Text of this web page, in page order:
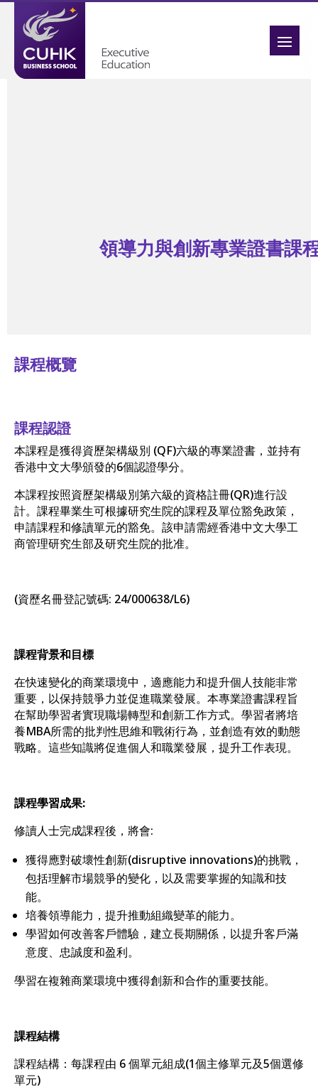
領導力與創新專業證書課
課程概覽
課程認證
本課程是獲得資歷架構級別 (QF)六級的專業證書，並持有
香港中文大學頒發的6個認證學分。
本課程按照資歷架構級別第六級的資格註冊(QR)進行設
計。課程畢業生可根據研究生院的課程及單位豁免政策，
申請課程和修讀單元的豁免。該申請需經香港中文大學工
商管理研究生部及研究生院的批准。
(資歷名冊登記號碼: 24/000638/L6)
課程背景和目標
在快速變化的商業環境中，適應能力和提升個人技能非常
重要，以保持競爭力並促進職業發展。本專業證書課程旨
在幫助學習者實現職場轉型和創新工作方式。學習者將培
養MBA所需的批判性思維和戰術行為，並創造有效的動態
戰略。這些知識將促進個人和職業發展，提升工作表現。
課程學習成果:
修讀人士完成課程後，將會:
獲得應對破壞性創新(disruptive innovations)的挑戰，
包括理解市場競爭的變化，以及需要掌握的知識和技
能。
培養領導能力，提升推動組織變革的能力。
學習如何改善客戶體驗，建立長期關係，以提升客戶滿
意度、忠誠度和盈利。
學習在複雜商業環境中獲得創新和合作的重要技能。
課程結構
課程結構：每課程由 6 個單元組成(1個主修單元及5個選修
單元)